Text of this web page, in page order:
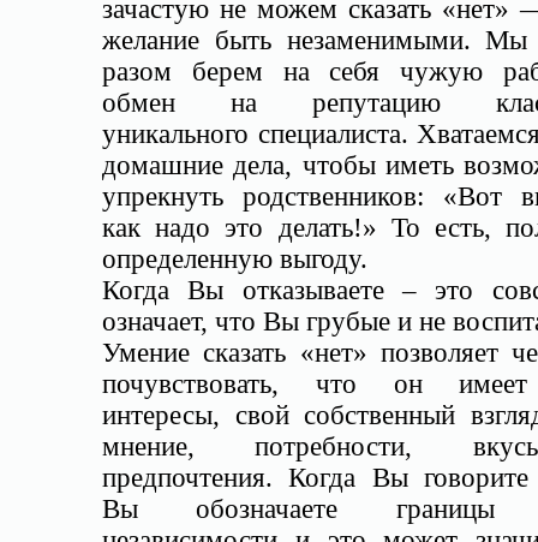
зачастую не можем сказать «нет»
желание быть незаменимыми. Мы
разом берем на себя чужую
обмен на репутацию
уникального специалиста.
домашние дела, чтобы иметь
упрекнуть родственников: «Вот
как надо это делать!» То есть,
определенную выгоду.
Когда Вы отказываете – это
означает, что Вы грубые и не
Умение сказать «нет» позволяет
почувствовать, что он
интересы, свой собственный
мнение, потребности,
предпочтения. Когда Вы говорите
Вы обозначаете границы